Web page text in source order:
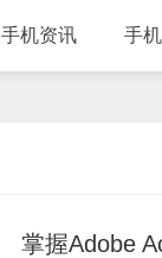
手机资讯 手
掌握Adobe